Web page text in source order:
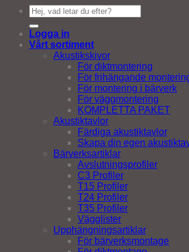
Sök
efter:
Logga in
Vårt sortiment
Akustikskivor
För diktmontering
För frihängande
För montering i bärverk
För väggmontering
KOMPLETTA PAKET
Akustiktavlor
Färdiga akustiktavlor
Skapa din egen
Bärverksartiklar
Avslutningsprofiler
C3 Profiler
T15 Profiler
T24 Profiler
T35 Profiler
Vägglister
Upphängningsartiklar
För bärverksmontage